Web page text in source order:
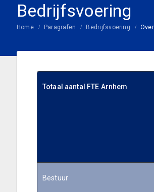
Bedrijfsvoering
Home Paragrafen Bedrijfsvoering
Totaal aantal FTE Arnhem
Bestuur